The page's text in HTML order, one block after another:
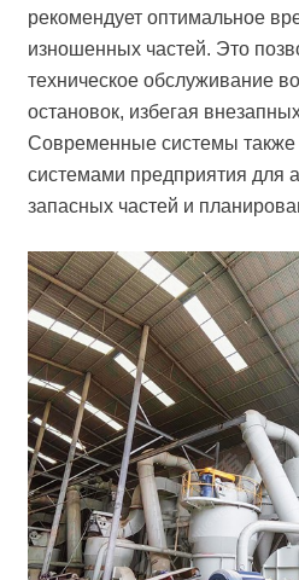
рекомендует оптимальное
изношенных частей. Это
техническое обслуживание
остановок, избегая
Современные системы также
системами предприятия для
запасных частей и